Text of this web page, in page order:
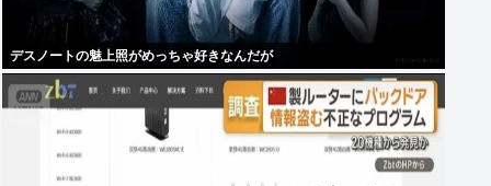
デスノートの魅上照がめっちゃ好きなんだが